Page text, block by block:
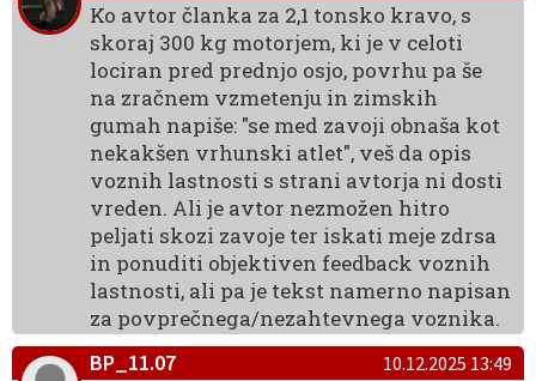
Ko avtor članka za 2,1 tonsko kravo, s
skoraj 300 kg motorjem, ki je v celoti
lociran pred prednjo osjo, povrhu pa še
na zračnem vzmetenju in zimskih
gumah napiše: "se med zavoji obnaša kot
nekakšen vrhunski atlet", veš da opis
voznih lastnosti s strani avtorja ni dosti
vreden. Ali je avtor nezmožen hitro
peljati skozi zavoje ter iskati meje zdrsa
in ponuditi objektiven feedback voznih
lastnosti, ali pa je tekst namerno napisan
za povprečnega/nezahtevnega voznika.
BP_11.07
10.12.2025 13:49